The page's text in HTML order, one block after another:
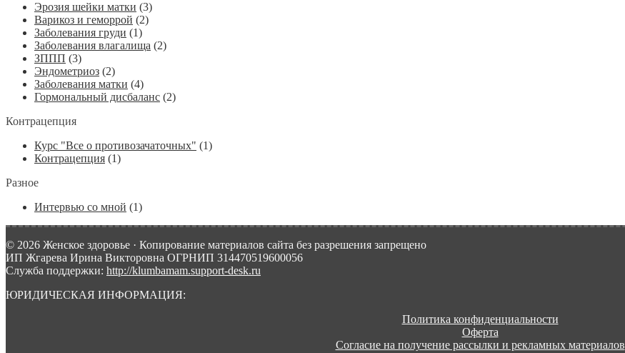
Эрозия шейки матки (3)
Варикоз и геморрой (2)
Заболевания груди (1)
Заболевания влагалища (2)
ЗППП (3)
Эндометриоз (2)
Заболевания матки (4)
Гормональный дисбаланс (2)
Контрацепция
Курс "Все о противозачаточных" (1)
Контрацепция (1)
Разное
Интервью со мной (1)
© 2026 Женское здоровье · Копирование материалов сайта без разрешения запрещено
ИП Жгарева Ирина Викторовна ОГРНИП 314470519600056
Служба поддержки: http://klumbamam.support-desk.ru
ЮРИДИЧЕСКАЯ ИНФОРМАЦИЯ:
Политика конфиденциальности
Оферта
Согласие на получение рассылки и рекламных материалов